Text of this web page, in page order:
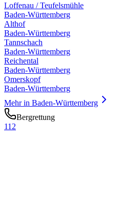
Loffenau / Teufelsmühle
Baden-Württemberg
Althof
Baden-Württemberg
Tannschach
Baden-Württemberg
Reichental
Baden-Württemberg
Omerskopf
Baden-Württemberg
Mehr in Baden-Württemberg
Bergrettung
112